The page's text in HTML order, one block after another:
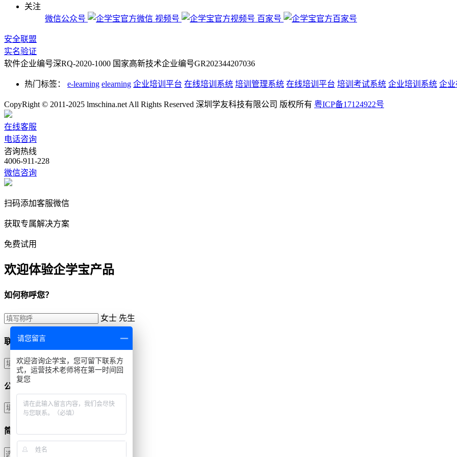
关注
微信公众号
视频号 百家号
安全联盟
实名验证
软件企业编号深RQ-2020-1000 国家高新技术企业编号GR202344207036
热门标签： e-learning elearning 企业培训平台 在线培训系统 培训管理系统 在线培训平台 培训考试系统 企业培训系统 企业
CopyRight © 2011-2025 lmschina.net All Rights Reserved 深圳学友科技有限公司 版权所有 粤ICP备17124922号
在线客服
电话咨询
咨询热线
4006-911-228
微信咨询
扫码添加客服微信
获取专属解决方案
免费试用
欢迎体验企学宝产品
如何称呼您？
女士 先生
联系方式
公司名称
简单描述需求
请您留言
欢迎咨询企学宝，您可留下联系方
式，运营技术老师将在第一时间回
复您